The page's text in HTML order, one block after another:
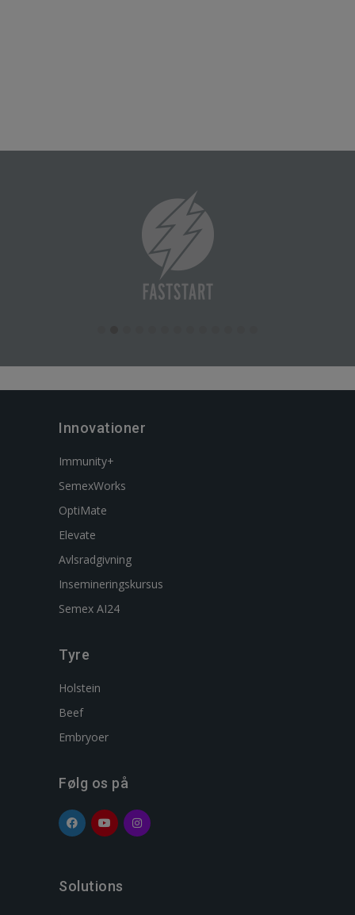
Innovationer
Immunity+
SemexWorks
OptiMate
Elevate
Avlsradgivning
Insemineringskursus
Semex AI24
Tyre
Holstein
Beef
Embryoer
Følg os på
Solutions